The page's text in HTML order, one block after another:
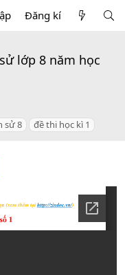
Đăng kí
lớp 8 năm học
sử 8 đề thi học kì 1